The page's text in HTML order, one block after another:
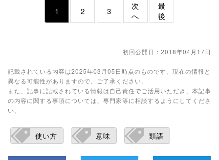
1 2 3
次
へ
最
後
初回公開日：2018年04月17日
記載されている内容は2025年03月05日時点のものです。現在の情報と
異なる可能性がありますので、ご了承ください。
また、記事に記載されている情報は自己責任でご活用いただき、本記事
の内容に関する事項については、専門家等に相談するようにしてくださ
い。
使い方 意味 類語